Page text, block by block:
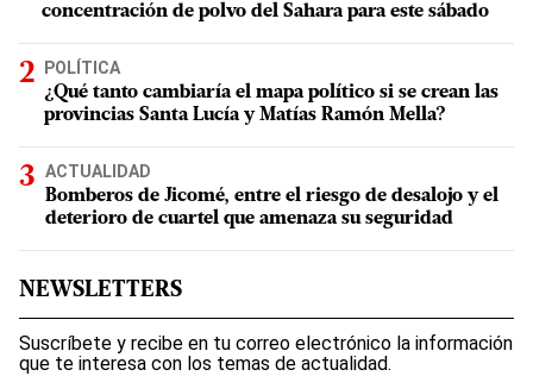
concentración de polvo del Sahara para este sábado
POLÍTICA
¿Qué tanto cambiaría el mapa político si se crean las
provincias Santa Lucía y Matías Ramón Mella?
ACTUALIDAD
Bomberos de Jicomé, entre el riesgo de desalojo y el
deterioro de cuartel que amenaza su seguridad
NEWSLETTERS
Suscríbete y recibe en tu correo electrónico la información
que te interesa con los temas de actualidad.